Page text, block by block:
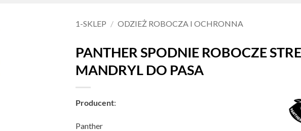
1-SKLEP / ODZIEŻ ROBOCZA I OCHRONNA
PANTHER SPODNIE ROBOCZE
MANDRYL DO PASA
Producent:
Panther